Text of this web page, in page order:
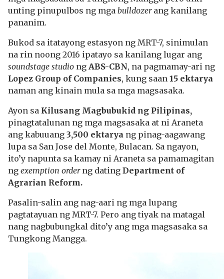
unting pinupulbos ng mga bulldozerang kanilang
pananim.
Bukod sa itatayong estasyon ng MRT-7, sinimulan
na rin noong 2016 ipatayo sa kanilang lugar ang
soundstage studio ng ABS-CBN, na pagmamay-ari ng
Lopez Group of Companies, kung saan 15 ektarya
naman ang kinain mula sa mga magsasaka.
Ayon sa Kilusang Magbubukid ng Pilipinas,
pinagtatalunan ng mga magsasaka at ni Araneta
ang kabuuang 3,500 ektarya ng pinag-aagawang
lupa sa San Jose del Monte, Bulacan. Sa ngayon,
ito’y napunta sa kamay ni Araneta sa pamamagitan
ng exemption order ng dating Department of
Agrarian Reform.
Pasalin-salin ang nag-aari ng mga lupang
pagtatayuan ng MRT-7. Pero ang tiyak na matagal
nang nagbubungkal dito’y ang mga magsasaka sa
Tungkong Mangga.